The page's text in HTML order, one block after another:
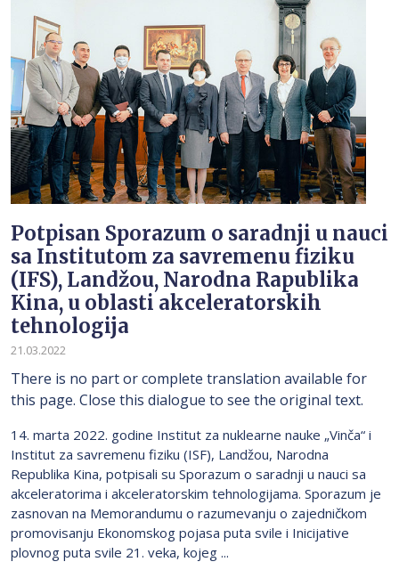
Potpisan Sporazum o saradnji u nauci
sa Institutom za savremenu fiziku
(IFS), Landžou, Narodna Rapublika
Kina, u oblasti akceleratorskih
tehnologija
21.03.2022
There is no part or complete translation available for
this page. Close this dialogue to see the original text.
14. marta 2022. godine Institut za nuklearne nauke „Vinča“ i
Institut za savremenu fiziku (ISF), Landžou, Narodna
Republika Kina, potpisali su Sporazum o saradnji u nauci sa
akceleratorima i akceleratorskim tehnologijama. Sporazum je
zasnovan na Memorandumu o razumevanju o zajedničkom
promovisanju Ekonomskog pojasa puta svile i Inicijative
plovnog puta svile 21. veka, kojeg ...